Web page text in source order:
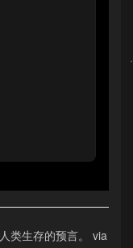
类生存的预言。 via